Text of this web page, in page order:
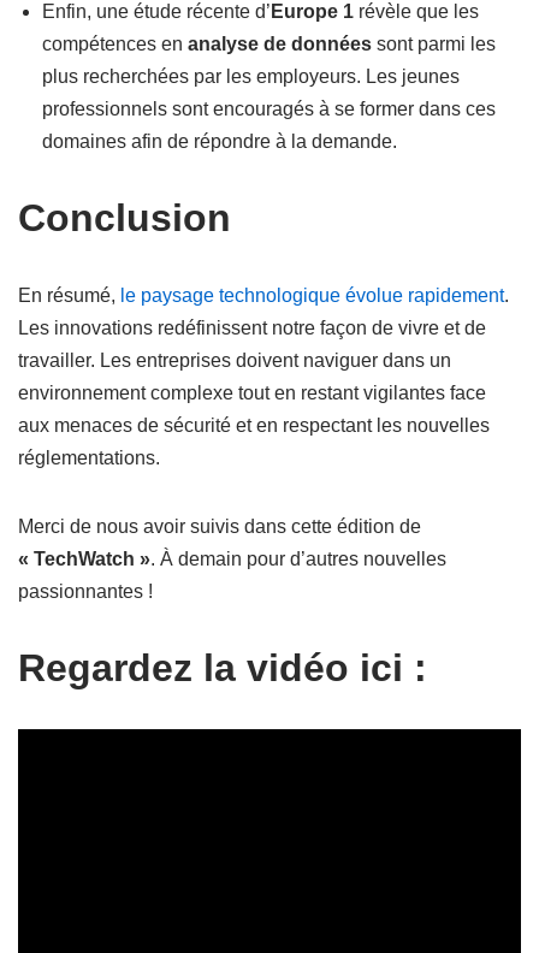
Enfin, une étude récente d’ Europe 1 révèle que les
compétences en analyse de données sont parmi les
plus recherchées par les employeurs. Les jeunes
professionnels sont encouragés à se former dans ces
domaines afin de répondre à la demande.
Conclusion
En résumé, le paysage technologique évolue rapidement.
Les innovations redéfinissent notre façon de vivre et de
travailler. Les entreprises doivent naviguer dans un
environnement complexe tout en restant vigilantes face
aux menaces de sécurité et en respectant les nouvelles
réglementations.
Merci de nous avoir suivis dans cette édition de
« TechWatch ». À demain pour d’autres nouvelles
passionnantes !
Regardez la vidéo ici :